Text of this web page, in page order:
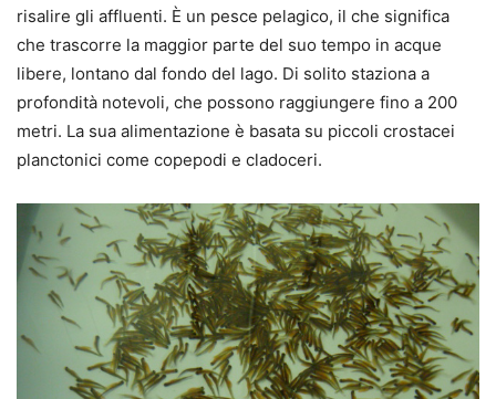
risalire gli affluenti. È un pesce pelagico, il che significa
che trascorre la maggior parte del suo tempo in acque
libere, lontano dal fondo del lago. Di solito staziona a
profondità notevoli, che possono raggiungere fino a 200
metri. La sua alimentazione è basata su piccoli crostacei
planctonici come copepodi e cladoceri.